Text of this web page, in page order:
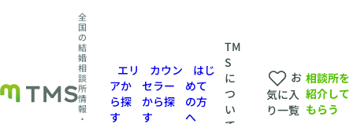
全
国
の
結
婚
相
談
所
情
報
・
エリ
アか
ら探
す
カウン
セラー
から探
す
はじ
めて
の方
へ
TM
S
に
つ
い
お
気に入
り一覧
相談所を
紹介して
もらう